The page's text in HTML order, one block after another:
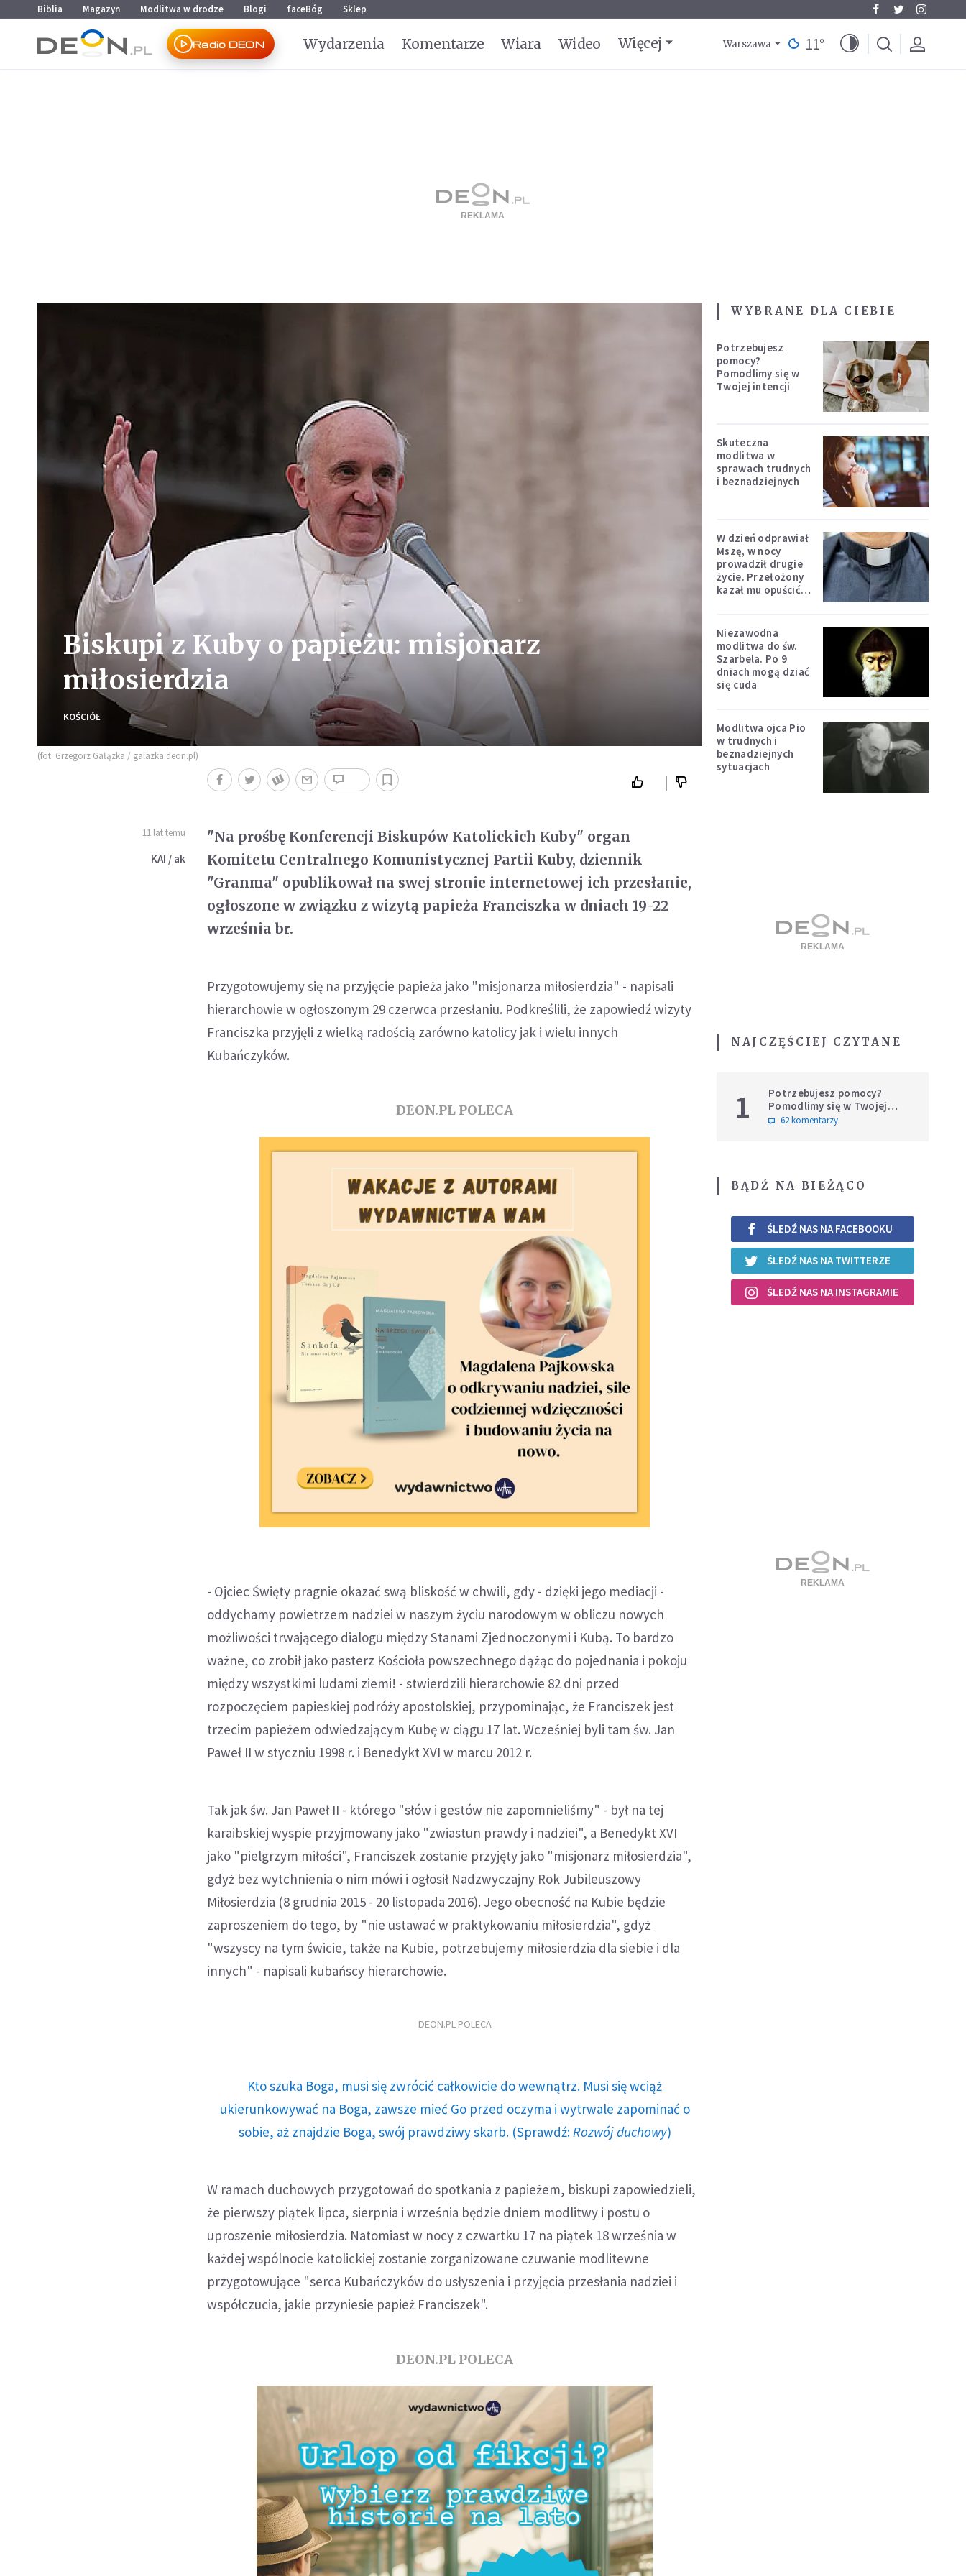
Przejdź do menu głównego
Przejdź do treści
Biblia Magazyn Modlitwa w drodze Blogi faceBóg Sklep
Radio DEON Wydarzenia Komentarze Wiara Wideo Więcej Warszawa 11°
Biskupi z Kuby o papieżu: misjonarz
miłosierdzia
KOŚCIÓŁ
(fot. Grzegorz Gałązka / galazka.deon.pl)
11 lat temu
KAI / ak
"Na prośbę Konferencji Biskupów Katolickich Kuby" organ
Komitetu Centralnego Komunistycznej Partii Kuby, dziennik
"Granma" opublikował na swej stronie internetowej ich przesłanie,
ogłoszone w związku z wizytą papieża Franciszka w dniach 19-22
września br.
Przygotowujemy się na przyjęcie papieża jako "misjonarza miłosierdzia" - napisali
hierarchowie w ogłoszonym 29 czerwca przesłaniu. Podkreślili, że zapowiedź wizyty
Franciszka przyjęli z wielką radością zarówno katolicy jak i wielu innych
Kubańczyków.
DEON.PL POLECA
- Ojciec Święty pragnie okazać swą bliskość w chwili, gdy - dzięki jego mediacji -
oddychamy powietrzem nadziei w naszym życiu narodowym w obliczu nowych
możliwości trwającego dialogu między Stanami Zjednoczonymi i Kubą. To bardzo
ważne, co zrobił jako pasterz Kościoła powszechnego dążąc do pojednania i pokoju
między wszystkimi ludami ziemi! - stwierdzili hierarchowie 82 dni przed
rozpoczęciem papieskiej podróży apostolskiej, przypominając, że Franciszek jest
trzecim papieżem odwiedzającym Kubę w ciągu 17 lat. Wcześniej byli tam św. Jan
Paweł II w styczniu 1998 r. i Benedykt XVI w marcu 2012 r.
Tak jak św. Jan Paweł II - którego "słów i gestów nie zapomnieliśmy" - był na tej
karaibskiej wyspie przyjmowany jako "zwiastun prawdy i nadziei", a Benedykt XVI
jako "pielgrzym miłości", Franciszek zostanie przyjęty jako "misjonarz miłosierdzia",
gdyż bez wytchnienia o nim mówi i ogłosił Nadzwyczajny Rok Jubileuszowy
Miłosierdzia (8 grudnia 2015 - 20 listopada 2016). Jego obecność na Kubie będzie
zaproszeniem do tego, by "nie ustawać w praktykowaniu miłosierdzia", gdyż
"wszyscy na tym świcie, także na Kubie, potrzebujemy miłosierdzia dla siebie i dla
innych" - napisali kubańscy hierarchowie.
DEON.PL POLECA
Kto szuka Boga, musi się zwrócić całkowicie do wewnątrz. Musi się wciąż
ukierunkowywać na Boga, zawsze mieć Go przed oczyma i wytrwale zapominać o
sobie, aż znajdzie Boga, swój prawdziwy skarb. (Sprawdź: Rozwój duchowy)
W ramach duchowych przygotowań do spotkania z papieżem, biskupi zapowiedzieli,
że pierwszy piątek lipca, sierpnia i września będzie dniem modlitwy i postu o
uproszenie miłosierdzia. Natomiast w nocy z czwartku 17 na piątek 18 września w
każdej wspólnocie katolickiej zostanie zorganizowane czuwanie modlitewne
przygotowujące "serca Kubańczyków do usłyszenia i przyjęcia przesłania nadziei i
współczucia, jakie przyniesie papież Franciszek".
DEON.PL POLECA
WYBRANE DLA CIEBIE
Potrzebujesz
pomocy?
Pomodlimy się w
Twojej intencji
Skuteczna
modlitwa w
sprawach trudnych
i beznadziejnych
W dzień odprawiał
Mszę, w nocy
prowadził drugie
życie. Przełożony
kazał mu opuścić
Niezawodna
modlitwa do św.
Szarbela. Po 9
dniach mogą dziać
się cuda
Modlitwa ojca Pio
w trudnych i
beznadziejnych
sytuacjach
NAJCZĘŚCIEJ CZYTANE
1
Potrzebujesz pomocy?
Pomodlimy się w Twojej
intencji
62 komentarzy
BĄDŹ NA BIEŻĄCO
ŚLEDŹ NAS NA FACEBOOKU
ŚLEDŹ NAS NA TWITTERZE
ŚLEDŹ NAS NA INSTAGRAMIE